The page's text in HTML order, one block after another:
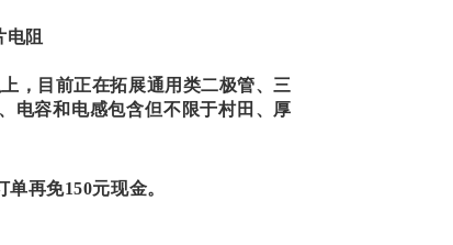
电阻
，目前正在拓展通用类二极管、三
电容和电感包含但不限于村田、厚
再免150元现金。